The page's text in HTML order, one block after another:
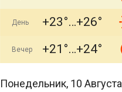
День +23° +26°
Вечер +21° +24°
Понедельник, 10 Августа